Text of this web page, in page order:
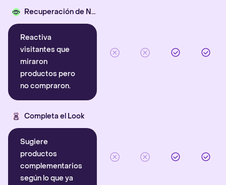
Recuperación de Navegación
Reactiva
visitantes que
miraron
productos pero
no compraron.
Completa el Look
Sugiere
productos
complementarios
según lo que ya